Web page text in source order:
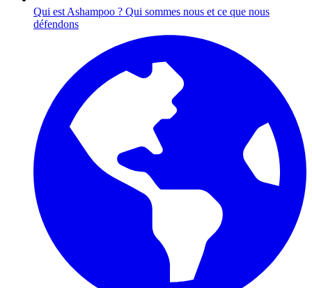
Qui est Ashampoo ? Qui sommes nous et ce que nous
défendons